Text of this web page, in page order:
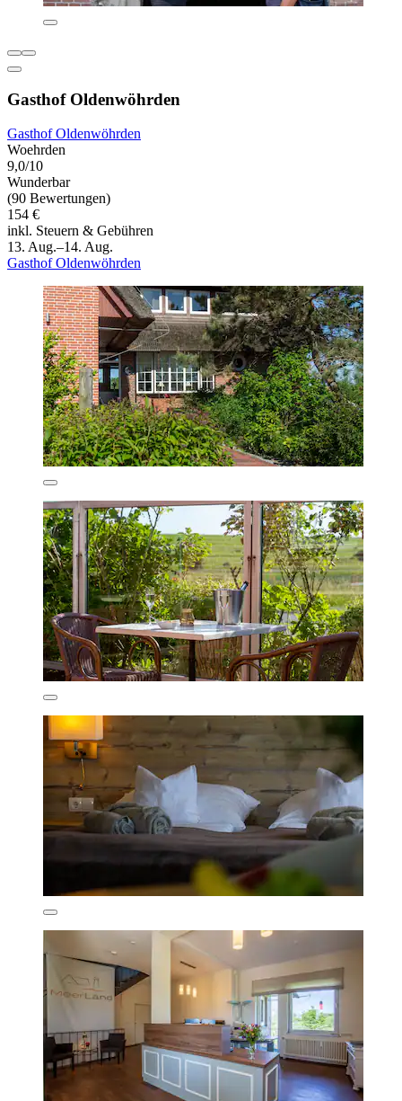
Gasthof Oldenwöhrden
Gasthof Oldenwöhrden
Woehrden
9,0/10
Wunderbar
(90 Bewertungen)
154 €
inkl. Steuern & Gebühren
13. Aug.–14. Aug.
Gasthof Oldenwöhrden